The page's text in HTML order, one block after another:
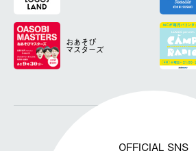
おあそび
マスターズ
OFFICIAL SNS